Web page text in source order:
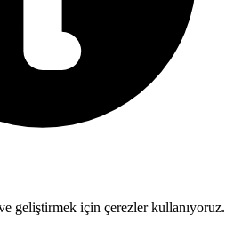
geliştirmek için çerezler kullanıyoruz.